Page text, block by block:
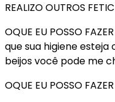
REALIZO OUTROS
OQUE EU POSSO
que sua higiene
beijos você pode me
OQUE EU POSSO